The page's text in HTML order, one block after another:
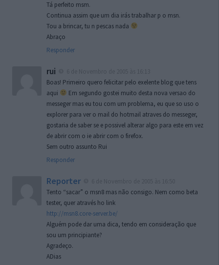
Tá perfeito msm.
Continua assim que um dia irás trabalhar p o msn.
Tou a brincar, tu n pescas nada
Abraço
Responder
rui
Boas! Primeiro quero felicitar pelo exelente blog que tens
aqui
Em segundo gostei muito desta nova versao do
messeger mas eu tou com um problema, eu que so uso o
explorer para ver o mail do hotmail atraves do messeger,
gostaria de saber se e possivel alterar algo para este em vez
de abrir com o ie abrir com o firefox.
Sem outro assunto Rui
Responder
Reporter
Tento “sacar” o msn8 mas não consigo. Nem como beta
tester, quer através ho link
http://msn8.core-server.be/
Alguém pode dar uma dica, tendo em consideração que
sou um principiante?
Agradeço.
ADias